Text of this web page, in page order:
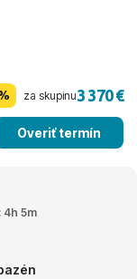
za skupinu3 370 €
Overiť termín
4h 5m